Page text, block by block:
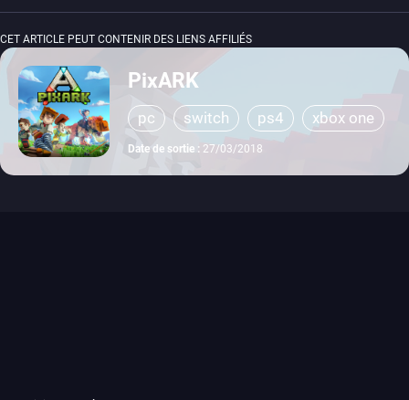
CET ARTICLE PEUT CONTENIR DES LIENS AFFILIÉS
PixARK
pc switch ps4 xbox one
Date de sortie : 27/03/2018